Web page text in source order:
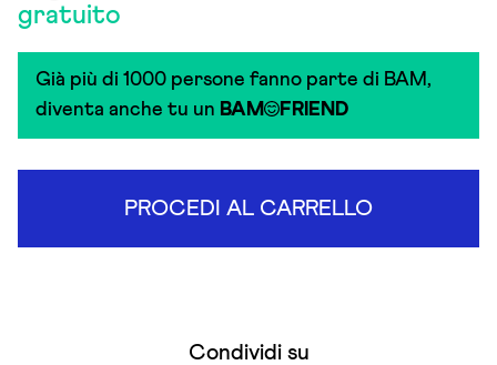
gratuito
Già più di 1000 persone fanno parte di BAM,
diventa anche tu un BAM FRIEND
PROCEDI AL CARRELLO
Condividi su